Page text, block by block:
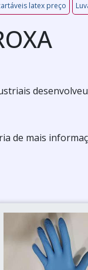
latex preço
de mais